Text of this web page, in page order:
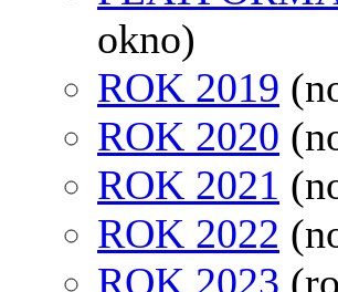
okno)
ROK 2019
ROK 2020
ROK 2021
ROK 2022
ROK 2023